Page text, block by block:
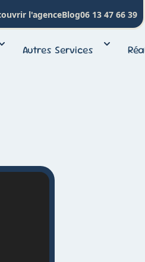
l'agenceBlog06 13 47 66 39
Autres Services